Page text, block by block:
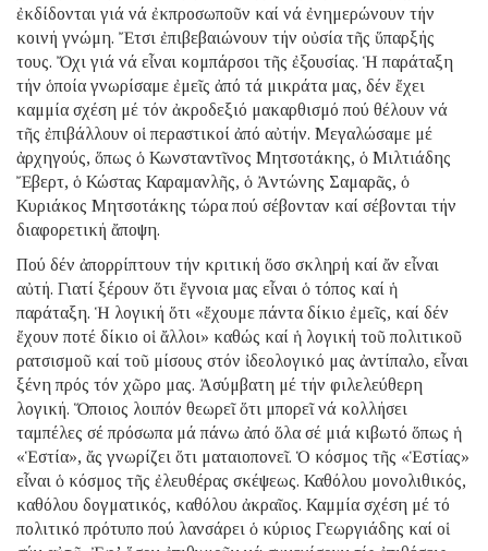
ἐκδίδονται γιά νά ἐκπροσωποῦν καί νά ἐνημερώνουν τήν
κοινή γνώμη. Ἔτσι ἐπιβεβαιώνουν τήν οὐσία τῆς ὕπαρξής
τους. Ὄχι γιά νά εἶναι κομπάρσοι τῆς ἐξουσίας. Ἡ παράταξη
τήν ὁποία γνωρίσαμε ἐμεῖς ἀπό τά μικράτα μας, δέν ἔχει
καμμία σχέση μέ τόν ἀκροδεξιό μακαρθισμό πού θέλουν νά
τῆς ἐπιβάλλουν οἱ περαστικοί ἀπό αὐτήν. Μεγαλώσαμε μέ
ἀρχηγούς, ὅπως ὁ Κωνσταντῖνος Μητσοτάκης, ὁ Μιλτιάδης
Ἔβερτ, ὁ Κώστας Καραμανλῆς, ὁ Ἀντώνης Σαμαρᾶς, ὁ
Κυριάκος Μητσοτάκης τώρα πού σέβονταν καί σέβονται τήν
διαφορετική ἄποψη.
Πού δέν ἀπορρίπτουν τήν κριτική ὅσο σκληρή καί ἄν εἶναι
αὐτή. Γιατί ξέρουν ὅτι ἔγνοια μας εἶναι ὁ τόπος καί ἡ
παράταξη. Ἡ λογική ὅτι «ἔχουμε πάντα δίκιο ἐμεῖς, καί δέν
ἔχουν ποτέ δίκιο οἱ ἄλλοι» καθώς καί ἡ λογική τοῦ πολιτικοῦ
ρατσισμοῦ καί τοῦ μίσους στόν ἰδεολογικό μας ἀντίπαλο, εἶναι
ξένη πρός τόν χῶρο μας. Ἀσύμβατη μέ τήν φιλελεύθερη
λογική. Ὅποιος λοιπόν θεωρεῖ ὅτι μπορεῖ νά κολλήσει
ταμπέλες σέ πρόσωπα μά πάνω ἀπό ὅλα σέ μιά κιβωτό ὅπως ἡ
«Ἑστία», ἄς γνωρίζει ὅτι ματαιοπονεῖ. Ὁ κόσμος τῆς «Ἑστίας»
εἶναι ὁ κόσμος τῆς ἐλευθέρας σκέψεως. Καθόλου μονολιθικός,
καθόλου δογματικός, καθόλου ἀκραῖος. Καμμία σχέση μέ τό
πολιτικό πρότυπο πού λανσάρει ὁ κύριος Γεωργιάδης καί οἱ